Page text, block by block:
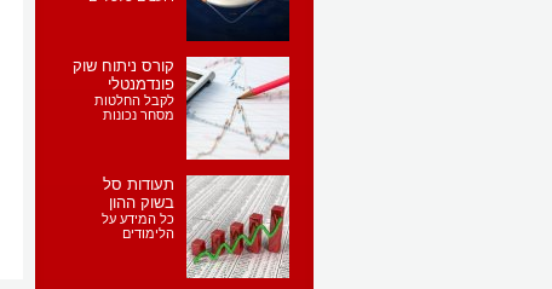
קורס ניתוח שוק
פונדמנטלי
לקבל החלטות
מסחר נכונות
תעודות סל
בשוק ההון
כל המידע על
הלימודים